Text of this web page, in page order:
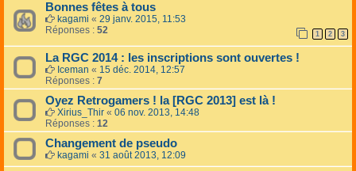
Bonnes fêtes à tous
kagami « 29 janv. 2015, 11:53
Réponses : 52 1 2 3
La RGC 2014 : les inscriptions sont ouvertes !
Iceman « 15 déc. 2014, 12:57
Réponses : 7
Oyez Retrogamers ! la [RGC 2013] est là !
Xirius_Thir « 06 nov. 2013, 14:48
Réponses : 12
Changement de pseudo
kagami « 31 août 2013, 12:09